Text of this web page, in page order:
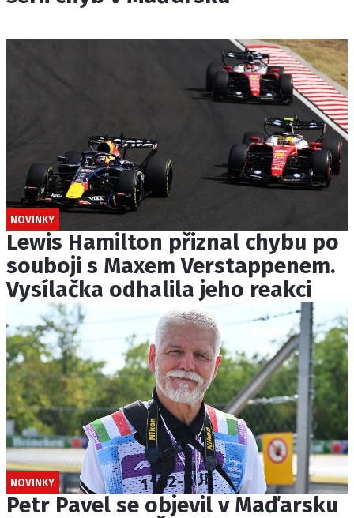
NOVINKY
Lewis Hamilton přiznal chybu po
souboji s Maxem Verstappenem.
Vysílačka odhalila jeho reakci
NOVINKY
Petr Pavel se objevil v Maďarsku